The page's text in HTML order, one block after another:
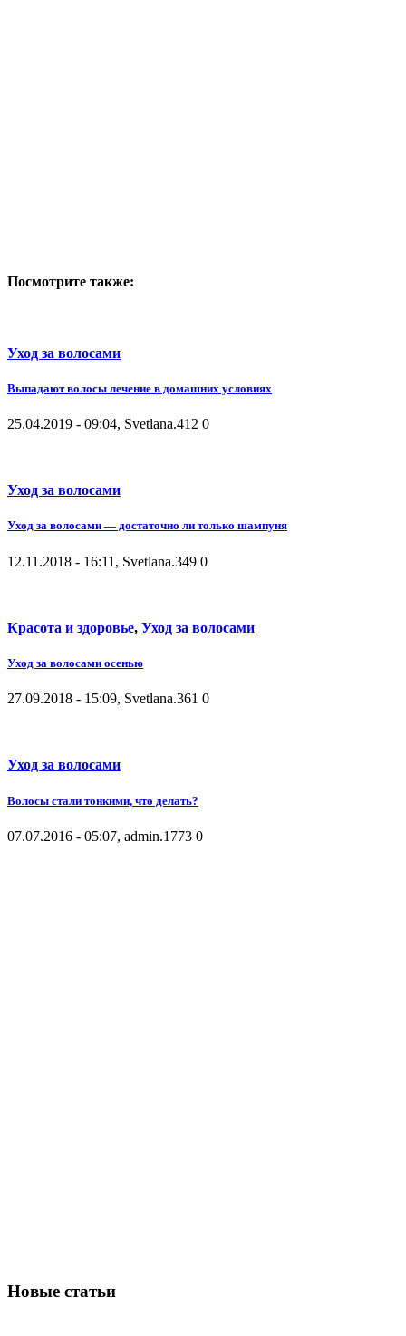
Посмотрите также:
Уход за волосами
Выпадают волосы лечение в домашних условиях
25.04.2019 - 09:04, Svetlana.412 0
Уход за волосами
Уход за волосами — достаточно ли только шампуня
12.11.2018 - 16:11, Svetlana.349 0
Красота и здоровье, Уход за волосами
Уход за волосами осенью
27.09.2018 - 15:09, Svetlana.361 0
Уход за волосами
Волосы стали тонкими, что делать?
07.07.2016 - 05:07, admin.1773 0
Новые статьи